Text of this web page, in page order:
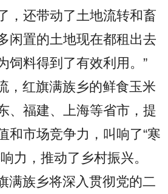
，还带动了土地流转和畜
闲置的土地现在都租出去
饲料得到了有效利用。”
，红旗满族乡的鲜食玉米
、福建、上海等省市，提
和市场竞争力，叫响了“寒
力，推动了乡村振兴。
满族乡将深入贯彻党的二